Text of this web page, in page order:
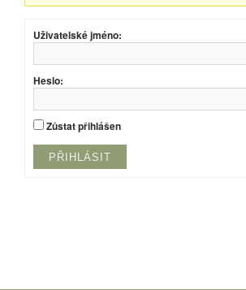
Uživatelské jméno:
Heslo:
Zůstat přihlášen
PŘIHLÁSIT